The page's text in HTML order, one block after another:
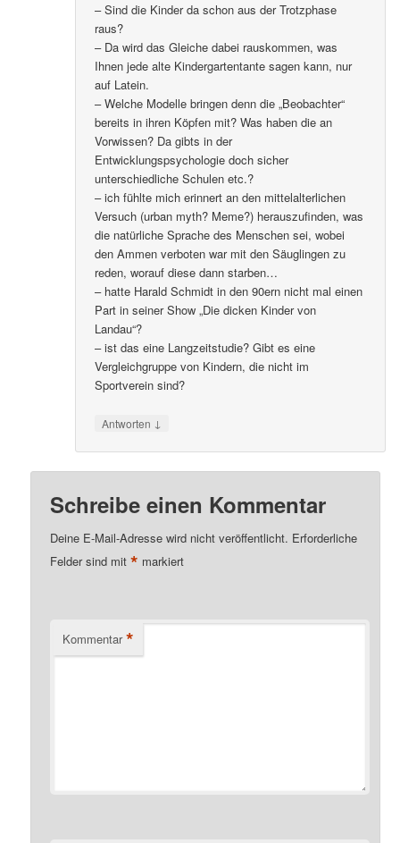
– Sind die Kinder da schon aus der Trotzphase
raus?
– Da wird das Gleiche dabei rauskommen, was
Ihnen jede alte Kindergartentante sagen kann, nur
auf Latein.
– Welche Modelle bringen denn die „Beobachter“
bereits in ihren Köpfen mit? Was haben die an
Vorwissen? Da gibts in der
Entwicklungspsychologie doch sicher
unterschiedliche Schulen etc.?
– ich fühlte mich erinnert an den mittelalterlichen
Versuch (urban myth? Meme?) herauszufinden, was
die natürliche Sprache des Menschen sei, wobei
den Ammen verboten war mit den Säuglingen zu
reden, worauf diese dann starben…
– hatte Harald Schmidt in den 90ern nicht mal einen
Part in seiner Show „Die dicken Kinder von
Landau“?
– ist das eine Langzeitstudie? Gibt es eine
Vergleichgruppe von Kindern, die nicht im
Sportverein sind?
Antworten ↓
Schreibe einen Kommentar
Deine E-Mail-Adresse wird nicht veröffentlicht. Erforderliche
Felder sind mit* markiert
Kommentar *